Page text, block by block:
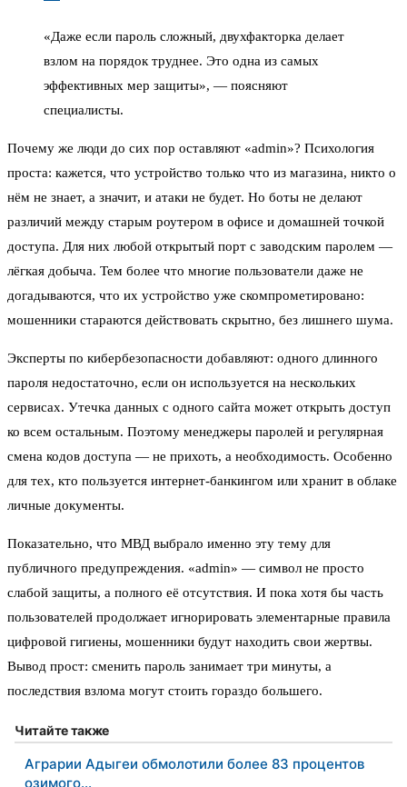
«Даже если пароль сложный, двухфакторка делает
взлом на порядок труднее. Это одна из самых
эффективных мер защиты», — поясняют
специалисты.
Почему же люди до сих пор оставляют «admin»? Психология
проста: кажется, что устройство только что из магазина, никто о
нём не знает, а значит, и атаки не будет. Но боты не делают
различий между старым роутером в офисе и домашней точкой
доступа. Для них любой открытый порт с заводским паролем —
лёгкая добыча. Тем более что многие пользователи даже не
догадываются, что их устройство уже скомпрометировано:
мошенники стараются действовать скрытно, без лишнего шума.
Эксперты по кибербезопасности добавляют: одного длинного
пароля недостаточно, если он используется на нескольких
сервисах. Утечка данных с одного сайта может открыть доступ
ко всем остальным. Поэтому менеджеры паролей и регулярная
смена кодов доступа — не прихоть, а необходимость. Особенно
для тех, кто пользуется интернет-банкингом или хранит в облаке
личные документы.
Показательно, что МВД выбрало именно эту тему для
публичного предупреждения. «admin» — символ не просто
слабой защиты, а полного её отсутствия. И пока хотя бы часть
пользователей продолжает игнорировать элементарные правила
цифровой гигиены, мошенники будут находить свои жертвы.
Вывод прост: сменить пароль занимает три минуты, а
последствия взлома могут стоить гораздо большего.
Читайте также
Аграрии Адыгеи обмолотили более 83 процентов
озимого…